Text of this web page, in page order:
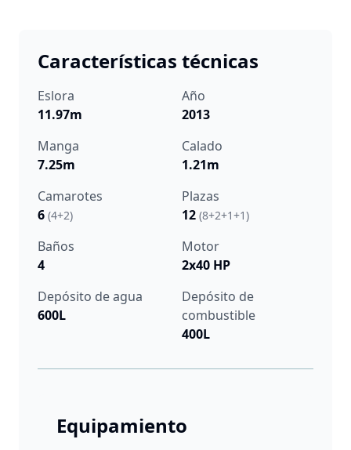
Características técnicas
Eslora
11.97m
Año
2013
Manga
7.25m
Calado
1.21m
Camarotes
6 (4+2)
Plazas
12 (8+2+1+1)
Baños
4
Motor
2x40 HP
Depósito de agua
600L
Depósito de
combustible
400L
Equipamiento